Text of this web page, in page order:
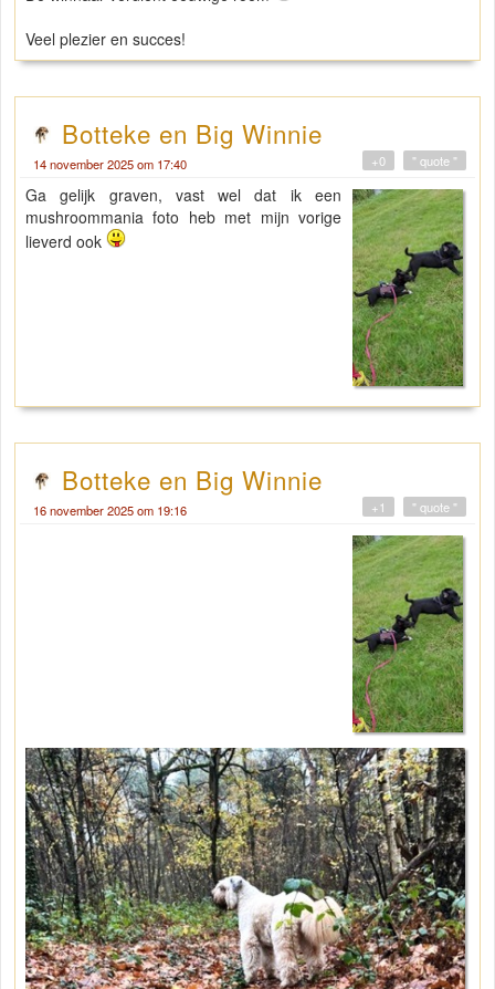
Veel plezier en succes!
Botteke en Big Winnie
14 november 2025 om 17:40 " quote "
+0
Ga gelijk graven, vast wel dat ik een
mushroommania foto heb met mijn vorige
lieverd ook
Botteke en Big Winnie
16 november 2025 om 19:16 " quote "
+1